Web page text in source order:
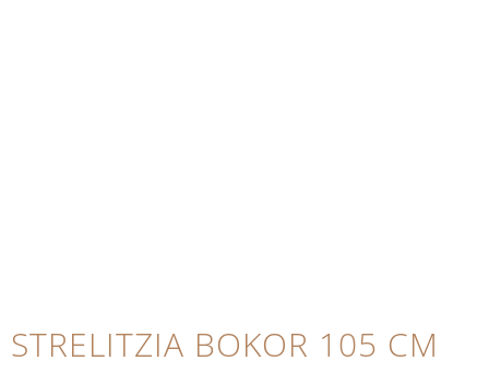
STRELITZIA BOKOR 105 CM